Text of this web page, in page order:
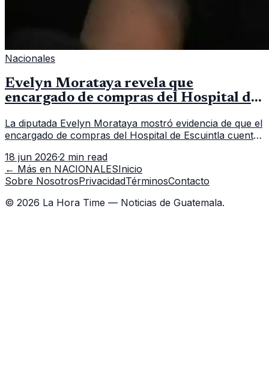
Nacionales
Evelyn Morataya revela que
encargado de compras del Hospital de
La diputada Evelyn Morataya mostró evidencia de que el
encargado de compras del Hospital de Escuintla cuenta
capacitación en la capital.
18 jun 2026·2 min read
← Más en NACIONALESInicio
Sobre NosotrosPrivacidadTérminosContacto
© 2026 La Hora Time — Noticias de Guatemala.